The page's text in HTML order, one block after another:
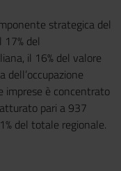
strategica del
del
il 16% del valore
dell’occupazione
imprese è concentrato
pari a 937
del totale regionale.